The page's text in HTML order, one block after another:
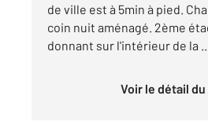
de ville est à 5min à pied.
coin nuit aménagé. 2ème
donnant sur l'intérieur de la ...
Voir le détail